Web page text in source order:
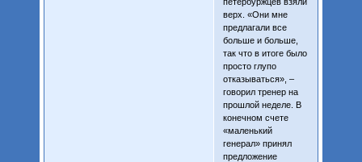
верх. «Они мне
предлагали все
больше и больше,
так что в итоге было
просто глупо
отказываться», –
говорил тренер на
прошлой неделе. В
конечном счете
«маленький
генерал» принял
предложение